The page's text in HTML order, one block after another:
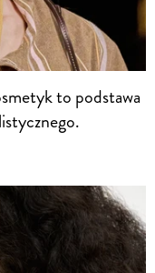
to podstawa